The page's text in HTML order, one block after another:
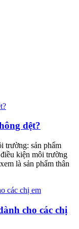
dệt?
trường: sản phẩm
kiện môi trường
là sản phẩm thân
cho các chị